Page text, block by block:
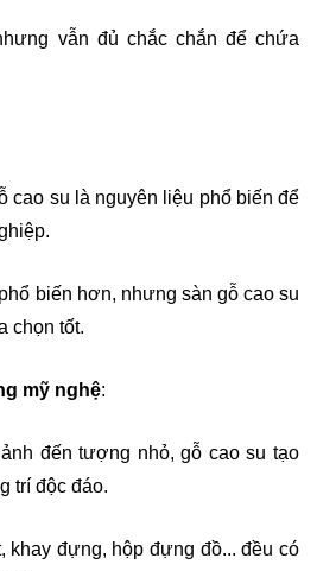
vẫn đủ chắc chắn để chứa
cao su là nguyên liệu phổ biến để
biến hơn, nhưng sàn gỗ cao su
chọn tốt.
mỹ nghệ:
đến tượng nhỏ, gỗ cao su tạo
trí độc đáo.
khay đựng, hộp đựng đồ... đều có